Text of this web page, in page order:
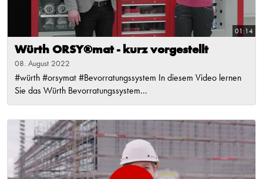
01:14
Würth ORSY®mat - kurz vorgestellt
08. August 2022
#würth #orsymat #Bevorratungssystem In diesem Video lernen
Sie das Würth Bevorratungssystem...